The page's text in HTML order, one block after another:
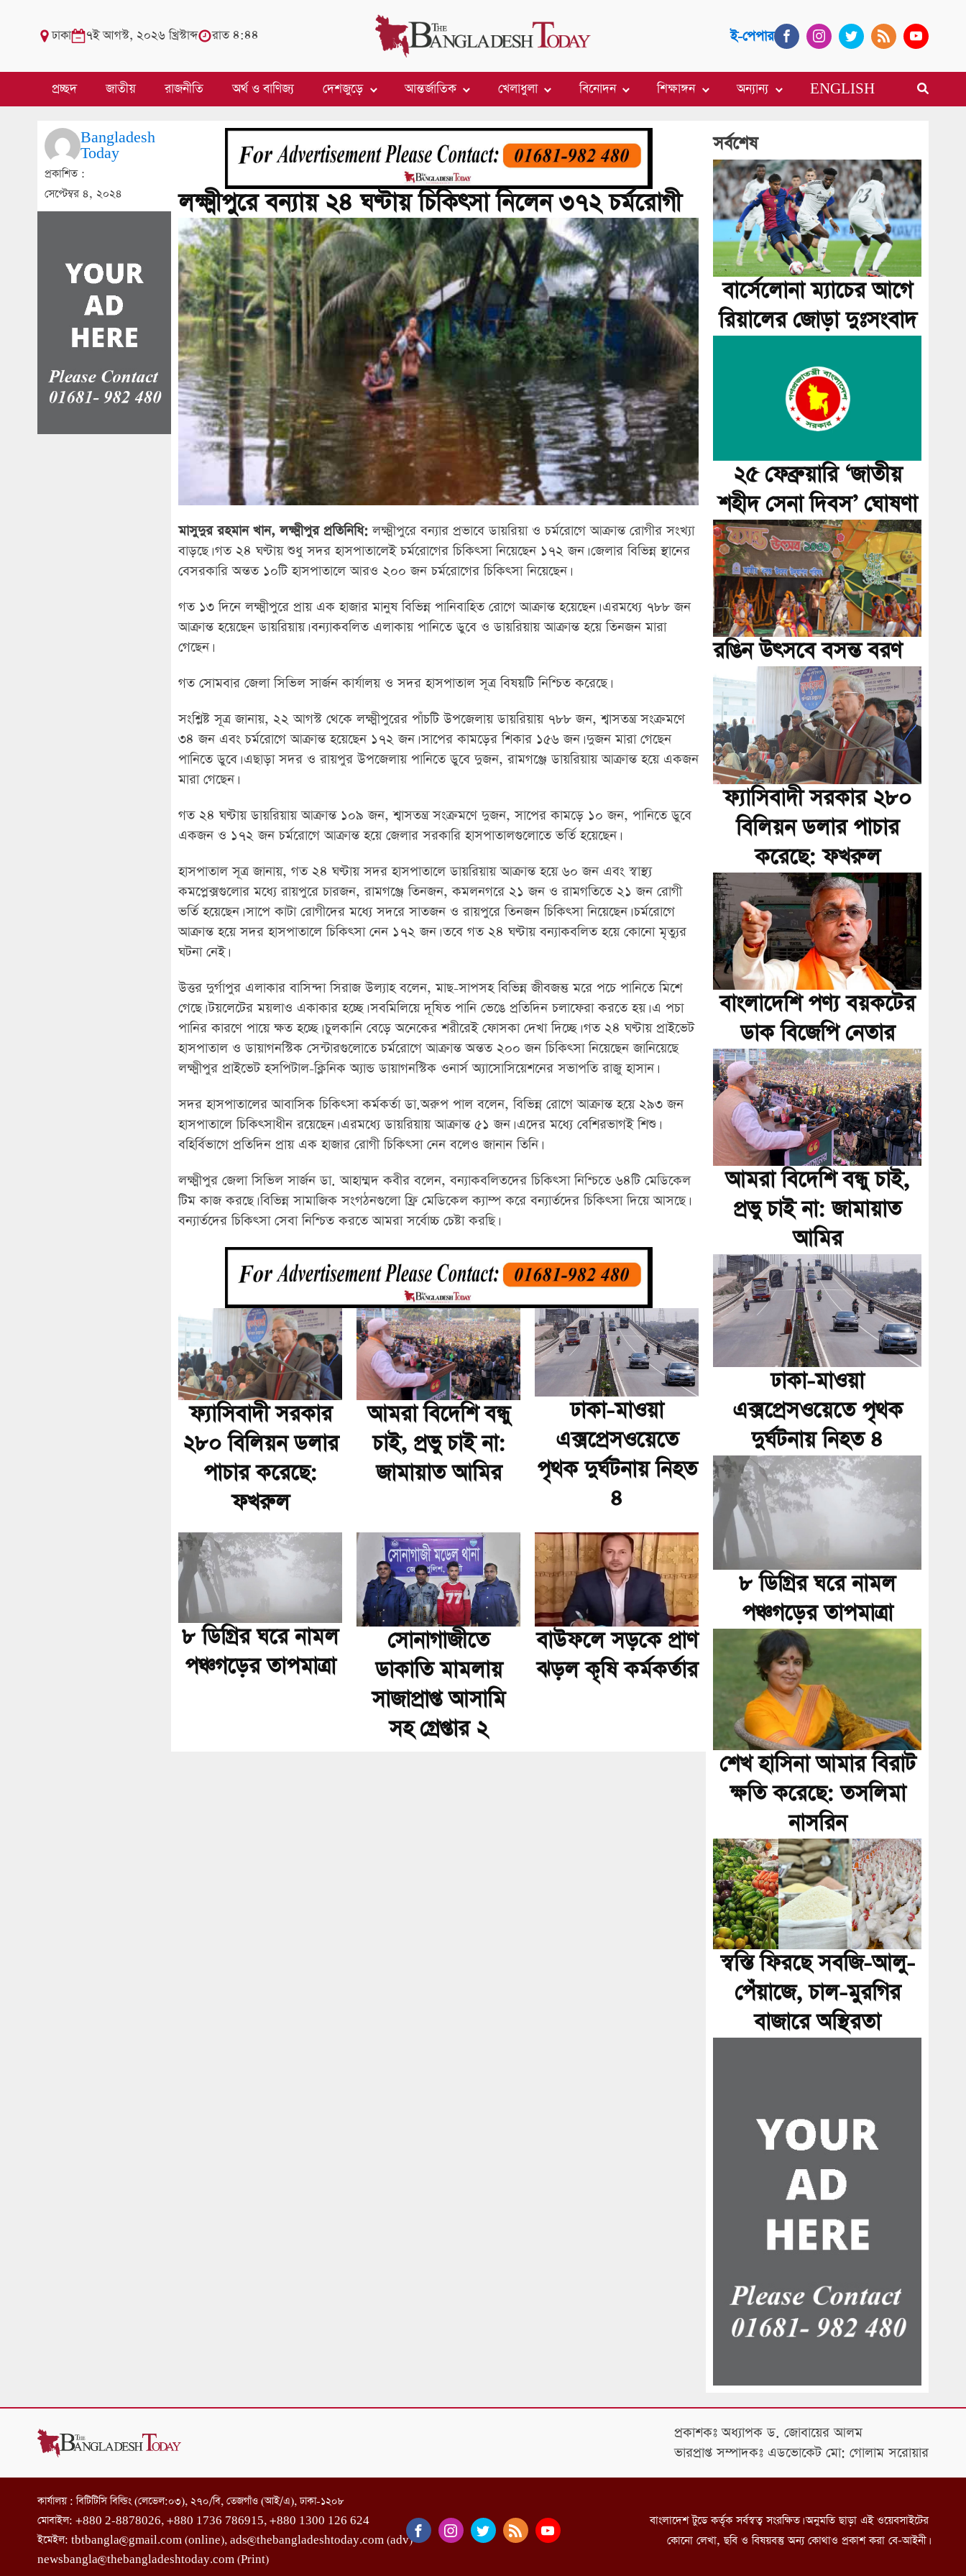
ঢাকা ৭ই আগস্ট, ২০২৬ খ্রিস্টাব্দ রাত ৪:৪৪ ই-পেপার
প্রচ্ছদ জাতীয় রাজনীতি অর্থ ও বাণিজ্য দেশজুড়ে আন্তর্জাতিক খেলাধুলা বিনোদন শিক্ষাঙ্গন অন্যান্য ENGLISH
Bangladesh
Today
প্রকাশিত :
সেপ্টেম্বর ৪, ২০২৪
লক্ষ্মীপুরে বন্যায় ২৪ ঘণ্টায় চিকিৎসা নিলেন ৩৭২ চর্মরোগী
মাসুদুর রহমান খান, লক্ষ্মীপুর প্রতিনিধি: লক্ষ্মীপুরে বন্যার প্রভাবে ডায়রিয়া ও চর্মরোগে আক্রান্ত রোগীর সংখ্যা
বাড়ছে। গত ২৪ ঘণ্টায় শুধু সদর হাসপাতালেই চর্মরোগের চিকিৎসা নিয়েছেন ১৭২ জন। জেলার বিভিন্ন স্থানের
বেসরকারি অন্তত ১০টি হাসপাতালে আরও ২০০ জন চর্মরোগের চিকিৎসা নিয়েছেন।
গত ১৩ দিনে লক্ষ্মীপুরে প্রায় এক হাজার মানুষ বিভিন্ন পানিবাহিত রোগে আক্রান্ত হয়েছেন। এরমধ্যে ৭৮৮ জন
আক্রান্ত হয়েছেন ডায়রিয়ায়। বন্যাকবলিত এলাকায় পানিতে ডুবে ও ডায়রিয়ায় আক্রান্ত হয়ে তিনজন মারা
গেছেন।
গত সোমবার জেলা সিভিল সার্জন কার্যালয় ও সদর হাসপাতাল সূত্র বিষয়টি নিশ্চিত করেছে।
সংশ্লিষ্ট সূত্র জানায়, ২২ আগস্ট থেকে লক্ষ্মীপুরের পাঁচটি উপজেলায় ডায়রিয়ায় ৭৮৮ জন, শ্বাসতন্ত্র সংক্রমণে
৩৪ জন এবং চর্মরোগে আক্রান্ত হয়েছেন ১৭২ জন। সাপের কামড়ের শিকার ১৫৬ জন। দুজন মারা গেছেন
পানিতে ডুবে। এছাড়া সদর ও রায়পুর উপজেলায় পানিতে ডুবে দুজন, রামগঞ্জে ডায়রিয়ায় আক্রান্ত হয়ে একজন
মারা গেছেন।
গত ২৪ ঘণ্টায় ডায়রিয়ায় আক্রান্ত ১০৯ জন, শ্বাসতন্ত্র সংক্রমণে দুজন, সাপের কামড়ে ১০ জন, পানিতে ডুবে
একজন ও ১৭২ জন চর্মরোগে আক্রান্ত হয়ে জেলার সরকারি হাসপাতালগুলোতে ভর্তি হয়েছেন।
হাসপাতাল সূত্র জানায়, গত ২৪ ঘণ্টায় সদর হাসপাতালে ডায়রিয়ায় আক্রান্ত হয়ে ৬০ জন এবং স্বাস্থ্য
কমপ্লেক্সগুলোর মধ্যে রায়পুরে চারজন, রামগঞ্জে তিনজন, কমলনগরে ২১ জন ও রামগতিতে ২১ জন রোগী
ভর্তি হয়েছেন। সাপে কাটা রোগীদের মধ্যে সদরে সাতজন ও রায়পুরে তিনজন চিকিৎসা নিয়েছেন। চর্মরোগে
আক্রান্ত হয়ে সদর হাসপাতালে চিকিৎসা নেন ১৭২ জন। তবে গত ২৪ ঘণ্টায় বন্যাকবলিত হয়ে কোনো মৃত্যুর
ঘটনা নেই।
উত্তর দুর্গাপুর এলাকার বাসিন্দা সিরাজ উল্যাহ বলেন, মাছ-সাপসহ বিভিন্ন জীবজন্তু মরে পচে পানিতে মিশে
গেছে। টয়লেটের ময়লাও একাকার হচ্ছে। সবমিলিয়ে দূষিত পানি ভেঙে প্রতিদিন চলাফেরা করতে হয়। এ পচা
পানির কারণে পায়ে ক্ষত হচ্ছে। চুলকানি বেড়ে অনেকের শরীরেই ফোসকা দেখা দিচ্ছে। গত ২৪ ঘণ্টায় প্রাইভেট
হাসপাতাল ও ডায়াগনস্টিক সেন্টারগুলোতে চর্মরোগে আক্রান্ত অন্তত ২০০ জন চিকিৎসা নিয়েছেন জানিয়েছে
লক্ষ্মীপুর প্রাইভেট হসপিটাল-ক্লিনিক অ্যান্ড ডায়াগনস্টিক ওনার্স অ্যাসোসিয়েশনের সভাপতি রাজু হাসান।
সদর হাসপাতালের আবাসিক চিকিৎসা কর্মকর্তা ডা.অরুপ পাল বলেন, বিভিন্ন রোগে আক্রান্ত হয়ে ২৯৩ জন
হাসপাতালে চিকিৎসাধীন রয়েছেন। এরমধ্যে ডায়রিয়ায় আক্রান্ত ৫১ জন। এদের মধ্যে বেশিরভাগই শিশু।
বহির্বিভাগে প্রতিদিন প্রায় এক হাজার রোগী চিকিৎসা নেন বলেও জানান তিনি।
লক্ষ্মীপুর জেলা সিভিল সার্জন ডা. আহাম্মদ কবীর বলেন, বন্যাকবলিতদের চিকিৎসা নিশ্চিতে ৬৪টি মেডিকেল
টিম কাজ করছে। বিভিন্ন সামাজিক সংগঠনগুলো ফ্রি মেডিকেল ক্যাম্প করে বন্যার্তদের চিকিৎসা দিয়ে আসছে।
বন্যার্তদের চিকিৎসা সেবা নিশ্চিত করতে আমরা সর্বোচ্চ চেষ্টা করছি।
ফ্যাসিবাদী সরকার
২৮০ বিলিয়ন ডলার
পাচার করেছে:
ফখরুল
আমরা বিদেশি বন্ধু
চাই, প্রভু চাই না:
জামায়াত আমির
ঢাকা-মাওয়া
এক্সপ্রেসওয়েতে
পৃথক দুর্ঘটনায় নিহত
৪
৮ ডিগ্রির ঘরে নামল
পঞ্চগড়ের তাপমাত্রা
সোনাগাজীতে
ডাকাতি মামলায়
সাজাপ্রাপ্ত আসামি
সহ গ্রেপ্তার ২
বাউফলে সড়কে প্রাণ
ঝড়ল কৃষি কর্মকর্তার
সর্বশেষ
বার্সেলোনা ম্যাচের আগে
রিয়ালের জোড়া দুঃসংবাদ
২৫ ফেব্রুয়ারি ‘জাতীয়
শহীদ সেনা দিবস’ ঘোষণা
রঙিন উৎসবে বসন্ত বরণ
ফ্যাসিবাদী সরকার ২৮০
বিলিয়ন ডলার পাচার
করেছে: ফখরুল
বাংলাদেশি পণ্য বয়কটের
ডাক বিজেপি নেতার
আমরা বিদেশি বন্ধু চাই,
প্রভু চাই না: জামায়াত
আমির
ঢাকা-মাওয়া
এক্সপ্রেসওয়েতে পৃথক
দুর্ঘটনায় নিহত ৪
৮ ডিগ্রির ঘরে নামল
পঞ্চগড়ের তাপমাত্রা
শেখ হাসিনা আমার বিরাট
ক্ষতি করেছে: তসলিমা
নাসরিন
স্বস্তি ফিরছে সবজি-আলু-
পেঁয়াজে, চাল-মুরগির
বাজারে অস্থিরতা
প্রকাশকঃ অধ্যাপক ড. জোবায়ের আলম
ভারপ্রাপ্ত সম্পাদকঃ এডভোকেট মো: গোলাম সরোয়ার
কার্যালয় : বিটিটিসি বিল্ডিং (লেভেল:০৩), ২৭০/বি, তেজগাঁও (আই/এ), ঢাকা-১২০৮
মোবাইল: +880 2-8878026, +880 1736 786915, +880 1300 126 624
ইমেইল: tbtbangla@gmail.com (online), ads@thebangladeshtoday.com (adv)
newsbangla@thebangladeshtoday.com (Print)
বাংলাদেশ টুডে কর্তৃক সর্বস্বত্ব সংরক্ষিত। অনুমতি ছাড়া এই ওয়েবসাইটের
কোনো লেখা, ছবি ও বিষয়বস্তু অন্য কোথাও প্রকাশ করা বে-আইনী।